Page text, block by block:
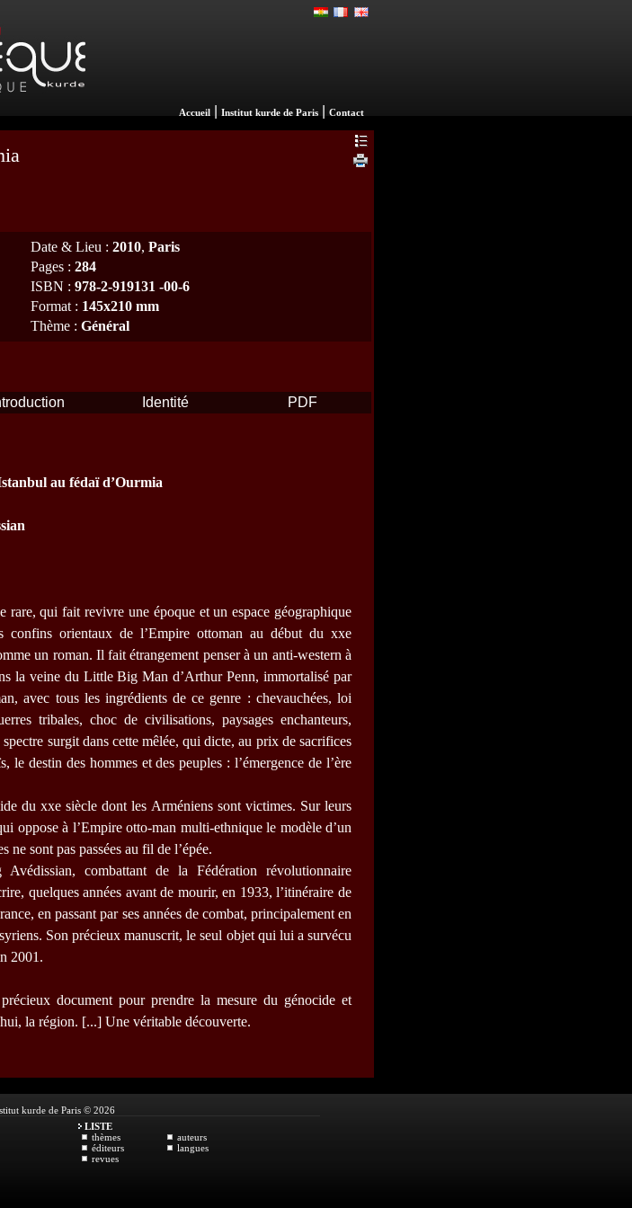
Accueil Institut kurde de Paris Contact
Date & Lieu : 2010, Paris
Pages : 284
ISBN : 978-2-919131 -00-6
Format : 145x210 mm
Thème : Général
Identité PDF
au fédaï d’Ourmia
rare, qui fait revivre une époque et un espace géographique
confins orientaux de l’Empire ottoman au début du xxe
un roman. Il fait étrangement penser à un anti-western à
la veine du Little Big Man d’Arthur Penn, immortalisé par
avec tous les ingrédients de ce genre : chevauchées, loi
tribales, choc de civilisations, paysages enchanteurs,
surgit dans cette mêlée, qui dicte, au prix de sacrifices
le destin des hommes et des peuples : l’émergence de l’ère
du xxe siècle dont les Arméniens sont victimes. Sur leurs
oppose à l’Empire otto-man multi-ethnique le modèle d’un
sont pas passées au fil de l’épée.
combattant de la Fédération révolutionnaire
quelques années avant de mourir, en 1933, l’itinéraire de
en passant par ses années de combat, principalement en
Son précieux manuscrit, le seul objet qui lui a survécu
2001.
document pour prendre la mesure du génocide et
la région. [...] Une véritable découverte.
kurde de Paris © 2026
LISTE
thèmes
auteurs
éditeurs
langues
revues